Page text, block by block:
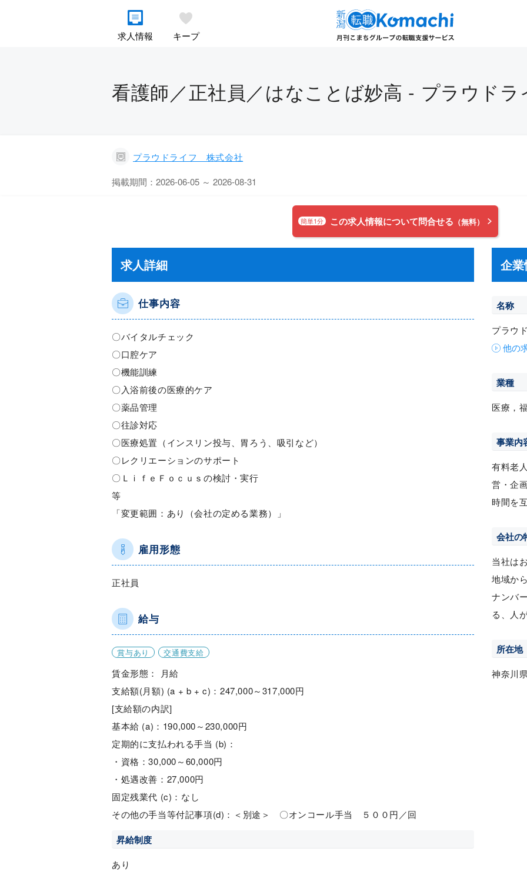
求人情報 キープ
看護師／正社員／はなことば妙高 - プラウド
プラウドライフ 株式会社
掲載期間：2026-06-05 ～ 2026-08-31
簡単1分 この求人情報について問合せる （無料）
求人詳細
仕事内容
〇バイタルチェック
〇口腔ケア
〇機能訓練
〇入浴前後の医療的ケア
〇薬品管理
〇往診対応
〇医療処置（インスリン投与、胃ろう、吸引など）
〇レクリエーションのサポート
〇ＬｉｆｅＦｏｃｕｓの検討・実行
等
「変更範囲：あり（会社の定める業務）」
雇用形態
正社員
給与
賞与あり 交通費支給
賃金形態： 月給
支給額(月額) (a + b + c)：247,000～317,000円
[支給額の内訳]
基本給 (a)：190,000～230,000円
定期的に支払われる手当 (b)：
・資格：30,000～60,000円
・処遇改善：27,000円
固定残業代 (c)：なし
その他の手当等付記事項(d)：＜別途＞ 〇オンコール手当 ５００円／回
昇給制度
あり
企
名称
プラウ
他の
業種
医療，
事業内
有料老
営・企
時間を
会社の
当社は
地域か
ナンバ
る、人
所在地
神奈川